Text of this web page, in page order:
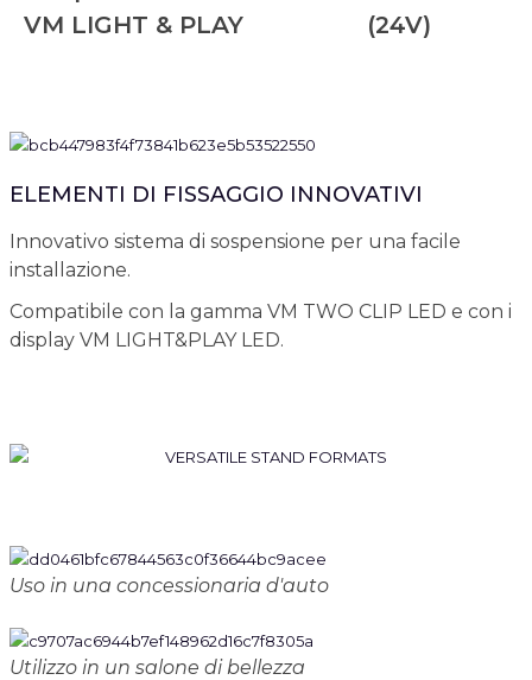
VM LIGHT & PLAY
(24V)
ELEMENTI DI FISSAGGIO INNOVATIVI
Innovativo sistema di sospensione per una facile
installazione.
Compatibile con la gamma VM TWO CLIP LED e con i
display VM LIGHT&PLAY LED.
Uso in una concessionaria d'auto
Utilizzo in un salone di bellezza